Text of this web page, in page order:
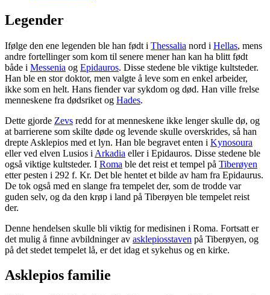
Legender
Ifølge den ene legenden ble han født i Thessalia nord i Hellas, mens
andre fortellinger som kom til senere mener han kan ha blitt født
både i Messenia og Epidauros. Disse stedene ble viktige kultsteder.
Han ble en stor doktor, men valgte å leve som en enkel arbeider,
ikke som en helt. Hans fiender var sykdom og død. Han ville frelse
menneskene fra dødsriket og Hades.
Dette gjorde Zevs redd for at menneskene ikke lenger skulle dø, og
at barrierene som skilte døde og levende skulle overskrides, så han
drepte Asklepios med et lyn. Han ble begravet enten i Kynosoura
eller ved elven Lusios i Arkadia eller i Epidauros. Disse stedene ble
også viktige kultsteder. I Roma ble det reist et tempel på Tiberøyen
etter pesten i 292 f. Kr. Det ble hentet et bilde av ham fra Epidaurus.
De tok også med en slange fra tempelet der, som de trodde var
guden selv, og da den krøp i land på Tiberøyen ble tempelet reist
der.
Denne hendelsen skulle bli viktig for medisinen i Roma. Fortsatt er
det mulig å finne avbildninger av asklepiosstaven på Tiberøyen, og
på det stedet tempelet lå, er det idag et sykehus og en kirke.
Asklepios familie